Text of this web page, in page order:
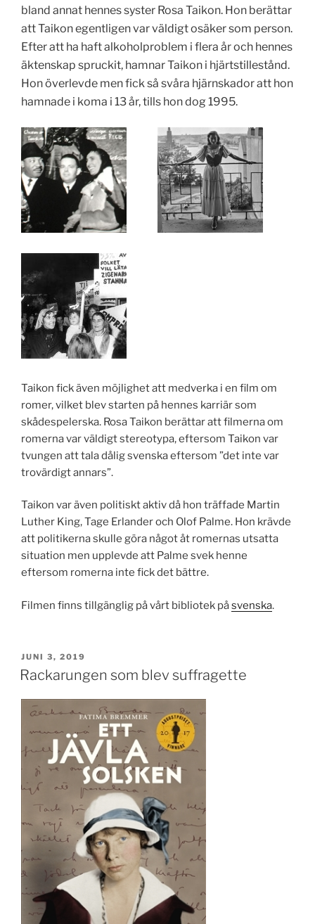
bland annat hennes syster Rosa Taikon. Hon berättar
att Taikon egentligen var väldigt osäker som person.
Efter att ha haft alkoholproblem i flera år och hennes
äktenskap spruckit, hamnar Taikon i hjärtstillestånd.
Hon överlevde men fick så svåra hjärnskador att hon
hamnade i koma i 13 år, tills hon dog 1995.
Taikon fick även möjlighet att medverka i en film om
romer, vilket blev starten på hennes karriär som
skådespelerska. Rosa Taikon berättar att filmerna om
romerna var väldigt stereotypa, eftersom Taikon var
tvungen att tala dålig svenska eftersom ”det inte var
trovärdigt annars”.
Taikon var även politiskt aktiv då hon träffade Martin
Luther King, Tage Erlander och Olof Palme. Hon krävde
att politikerna skulle göra något åt romernas utsatta
situation men upplevde att Palme svek henne
eftersom romerna inte fick det bättre.
Filmen finns tillgänglig på vårt bibliotek påsvenska.
PUBLICERAT
JUNI 3, 2019
Rackarungen som blev suffragette